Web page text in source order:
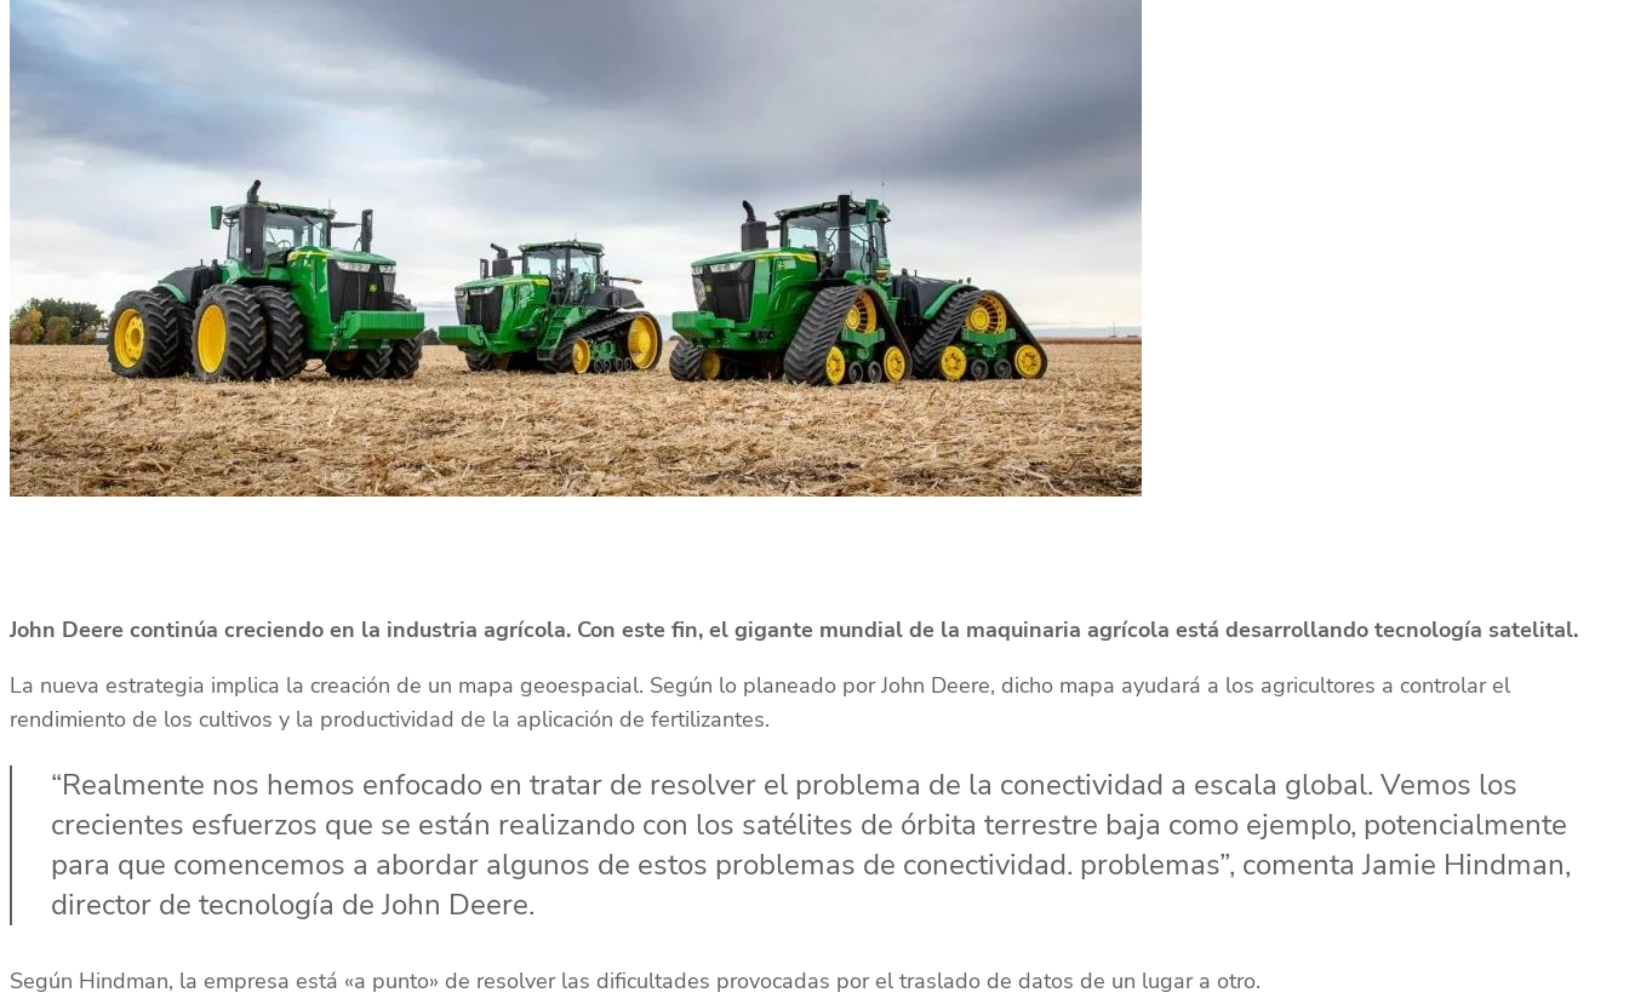
John Deere continúa creciendo en la industria agrícola. Con este fin, el gigante mundial de la maquinaria agrícola está desarrollando tecnología satelital.
La nueva estrategia implica la creación de un mapa geoespacial. Según lo planeado por John Deere, dicho mapa ayudará a los agricultores a controlar el
rendimiento de los cultivos y la productividad de la aplicación de fertilizantes.
“Realmente nos hemos enfocado en tratar de resolver el problema de la conectividad a escala global. Vemos los
crecientes esfuerzos que se están realizando con los satélites de órbita terrestre baja como ejemplo, potencialmente
para que comencemos a abordar algunos de estos problemas de conectividad. problemas”, comenta Jamie Hindman,
director de tecnología de John Deere.
Según Hindman, la empresa está «a punto» de resolver las dificultades provocadas por el traslado de datos de un lugar a otro.